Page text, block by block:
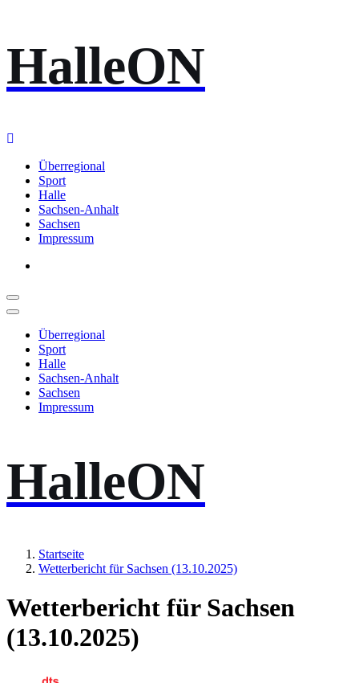
Inhalt
springen
HalleON
Überregional
Sport
Halle
Sachsen-Anhalt
Sachsen
Impressum
Überregional
Sport
Halle
Sachsen-Anhalt
Sachsen
Impressum
HalleON
Startseite
Wetterbericht für Sachsen (13.10.2025)
Wetterbericht für Sachsen
(13.10.2025)